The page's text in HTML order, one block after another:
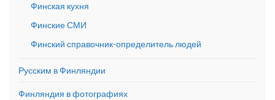
Финская кухня
Финские СМИ
Финский справочник-определитель людей
Русским в Финляндии
Финляндия в фотографиях